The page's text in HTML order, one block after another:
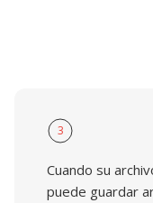
3
Cuando su
puede guardar